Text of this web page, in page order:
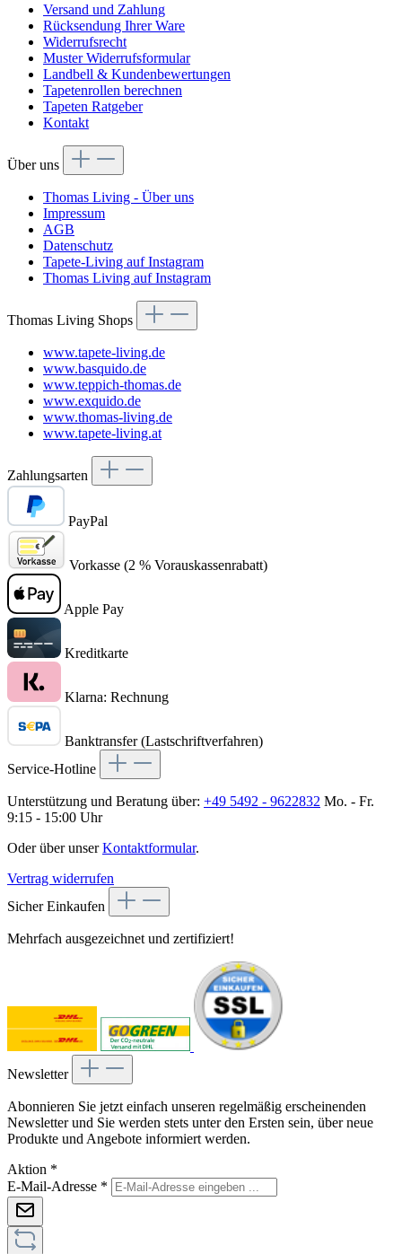
Versand und Zahlung
Rücksendung Ihrer Ware
Widerrufsrecht
Muster Widerrufsformular
Landbell & Kundenbewertungen
Tapetenrollen berechnen
Tapeten Ratgeber
Kontakt
Über uns
Thomas Living - Über uns
Impressum
AGB
Datenschutz
Tapete-Living auf Instagram
Thomas Living auf Instagram
Thomas Living Shops
www.tapete-living.de
www.basquido.de
www.teppich-thomas.de
www.exquido.de
www.thomas-living.de
www.tapete-living.at
Zahlungsarten
PayPal
Vorkasse (2 % Vorauskassenrabatt)
Apple Pay
Kreditkarte
Klarna: Rechnung
Banktransfer (Lastschriftverfahren)
Service-Hotline
Unterstützung und Beratung über: +49 5492 - 9622832 Mo. - Fr.
9:15 - 15:00 Uhr
Oder über unserKontaktformular.
Vertrag widerrufen
Sicher Einkaufen
Mehrfach ausgezeichnet und zertifiziert!
Newsletter
Abonnieren Sie jetzt einfach unseren regelmäßig erscheinenden
Newsletter und Sie werden stets unter den Ersten sein, über neue
Produkte und Angebote informiert werden.
Aktion *
E-Mail-Adresse *